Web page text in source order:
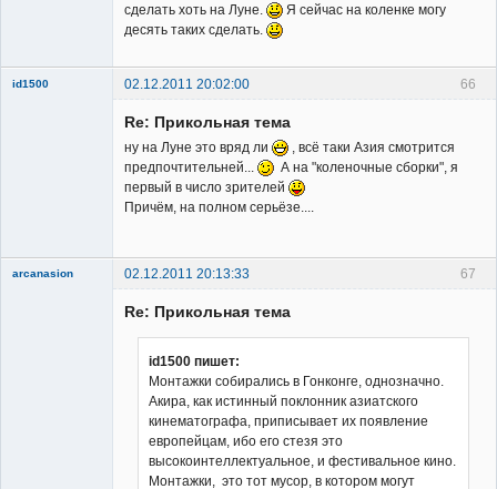
сделать хоть на Луне.
Я сейчас на коленке могу
десять таких сделать.
66
id1500
02.12.2011 20:02:00
Re: Прикольная тема
ну на Луне это вряд ли
, всё таки Азия смотрится
предпочтительней...
А на "коленочные сборки", я
первый в число зрителей
Причём, на полном серьёзе....
67
arcanasion 02.12.2011 20:13:33
Re: Прикольная тема
id1500 пишет:
Монтажки собирались в Гонконге, однозначно.
Акира, как истинный поклонник азиатского
кинематографа, приписывает их появление
европейцам, ибо его стезя это
высокоинтеллектуальное, и фестивальное кино.
Монтажки, это тот мусор, в котором могут